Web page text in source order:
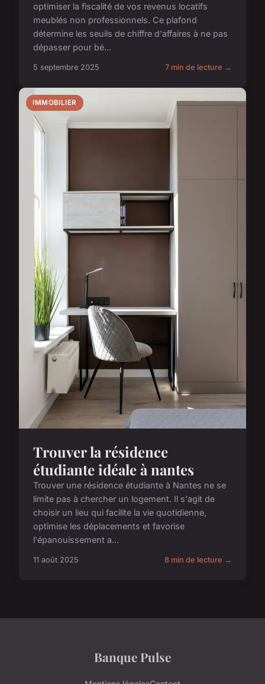
optimiser la fiscalité de vos revenus locatifs
meublés non professionnels. Ce plafond
détermine les seuils de chiffre d'affaires à ne pas
dépasser pour bé...
5 septembre 2025 7 min de lecture →
IMMOBILIER
Trouver la résidence
étudiante idéale à nantes
Trouver une résidence étudiante à Nantes ne se
limite pas à chercher un logement. Il s'agit de
choisir un lieu qui facilite la vie quotidienne,
optimise les déplacements et favorise
l'épanouissement a...
11 août 2025 8 min de lecture →
Banque Pulse